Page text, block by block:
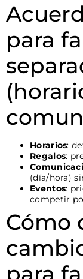
para
Horarios:
Regalos:
(día/hora)
Eventos:
competir
Cómo
para